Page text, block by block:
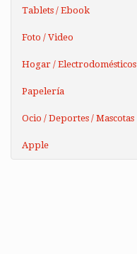
Tablets / Ebook
Foto / Video
Hogar / Electrodomésticos
Papelería
Ocio / Deportes / Mascotas
Apple